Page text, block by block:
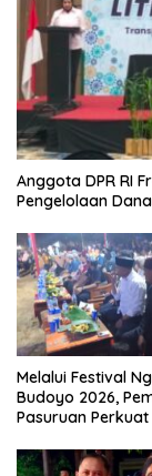
Anggota DPR RI
Pengelolaan
Melalui Festival
Budoyo 2026,
Pasuruan
Narkoba